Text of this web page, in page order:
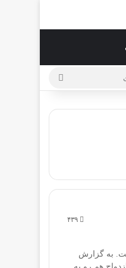
۴۳۹
به گزارش